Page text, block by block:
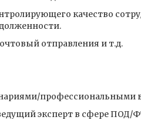
качество
отправления и т.д.
профессиональными
эксперт в сфере ПОД/